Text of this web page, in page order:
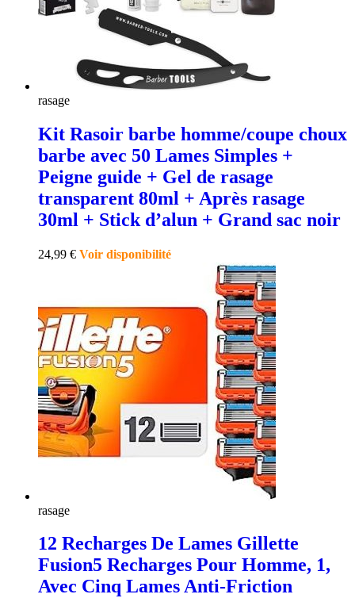
rasage
Kit Rasoir barbe homme/coupe choux
barbe avec 50 Lames Simples +
Peigne guide + Gel de rasage
transparent 80ml + Après rasage
30ml + Stick d’alun + Grand sac noir
24,99 € Voir disponibilité
rasage
12 Recharges De Lames Gillette
Fusion5 Recharges Pour Homme, 1,
Avec Cinq Lames Anti-Friction